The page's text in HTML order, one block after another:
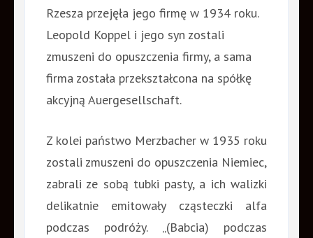
Rzesza przejęła jego firmę w 1934 roku.
Leopold Koppel i jego syn zostali
zmuszeni do opuszczenia firmy, a sama
firma została przekształcona na spółkę
akcyjną Auergesellschaft.
Z kolei państwo Merzbacher w 1935 roku
zostali zmuszeni do opuszczenia Niemiec,
zabrali ze sobą tubki pasty, a ich walizki
delikatnie emitowały cząsteczki alfa
podczas podróży. „(Babcia) podczas